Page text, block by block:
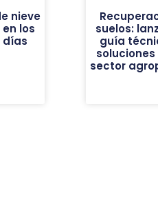
nieve
los
días
suelos:
guía
sector